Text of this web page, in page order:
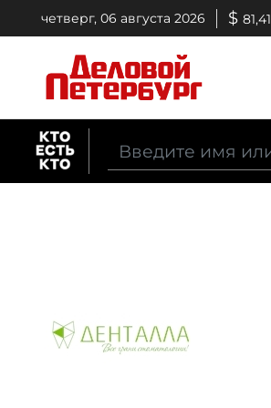
четверг, 06 августа 2026 $ 81,41